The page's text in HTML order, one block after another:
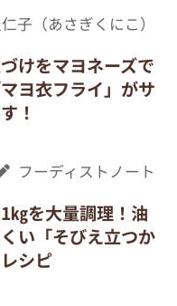
子（あさぎくにこ）
けをマヨネーズで
ヨ衣フライ」がサ
！
フーディストノート
㎏を大量調理！油
い「そびえ立つか
シピ